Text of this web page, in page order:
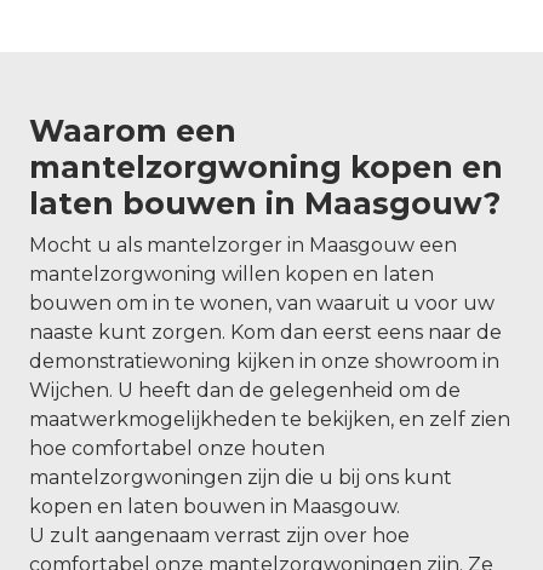
Waarom een
mantelzorgwoning kopen en
laten bouwen in Maasgouw?
Mocht u als mantelzorger in Maasgouw een
mantelzorgwoning willen kopen en laten
bouwen om in te wonen, van waaruit u voor uw
naaste kunt zorgen. Kom dan eerst eens naar de
demonstratiewoning kijken in onze showroom in
Wijchen. U heeft dan de gelegenheid om de
maatwerkmogelijkheden te bekijken, en zelf zien
hoe comfortabel onze houten
mantelzorgwoningen zijn die u bij ons kunt
kopen en laten bouwen in Maasgouw.
U zult aangenaam verrast zijn over hoe
comfortabel onze mantelzorgwoningen zijn. Ze